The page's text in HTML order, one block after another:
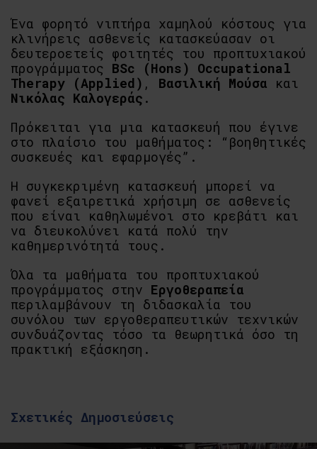
Ένα φορητό νιπτήρα χαμηλού κόστους για
κλινήρεις ασθενείς κατασκεύασαν οι
δευτεροετείς φοιτητές του προπτυχιακού
προγράμματος BSc (Hons) Occupational
Therapy (Applied) , Βασιλική Μούσα και
Νικόλας Καλογεράς .
Πρόκειται για μια κατασκευή που έγινε
στο πλαίσιο του μαθήματος: “βοηθητικές
συσκευές και εφαρμογές”.
Η συγκεκριμένη κατασκευή μπορεί να
φανεί εξαιρετικά χρήσιμη σε ασθενείς
που είναι καθηλωμένοι στο κρεβάτι και
να διευκολύνει κατά πολύ την
καθημερινότητά τους.
Όλα τα μαθήματα του προπτυχιακού
προγράμματος στην Εργοθεραπεία
περιλαμβάνουν τη διδασκαλία του
συνόλου των εργοθεραπευτικών τεχνικών
συνδυάζοντας τόσο τα θεωρητικά όσο τη
πρακτική εξάσκηση.
Σχετικές Δημοσιεύσεις